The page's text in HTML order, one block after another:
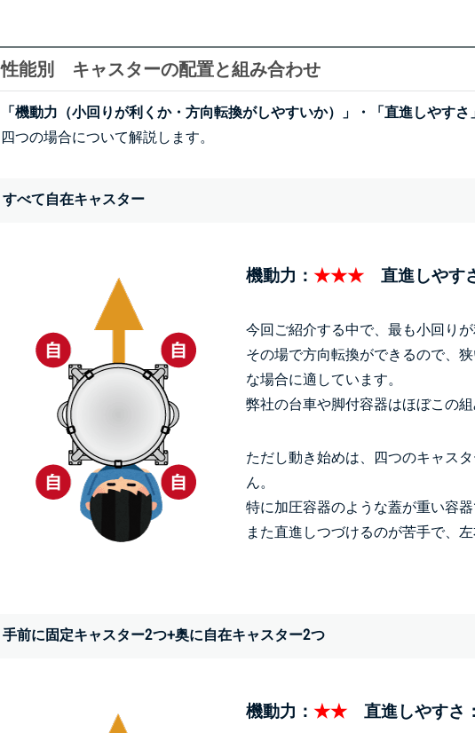
性能別 キャスターの配置と組み合わせ
「機動力（小回りが利くか・方向転換がしやすいか）」・「直進しやすさ
四つの場合について解説します。
すべて自在キャスター
機動力： ★★★ 直進しやす
今回ご紹介する中で、最も小回りが
その場で方向転換ができるので、
な場合に適しています。
弊社の台車や脚付容器はほぼこの組
ただし動き始めは、四つのキャス
ん。
特に加圧容器のような蓋が重い容
また直進しつづけるのが苦手で、
手前に固定キャスター2つ+奥に自在キャスター2つ
機動力： ★★ 直進しやすさ：